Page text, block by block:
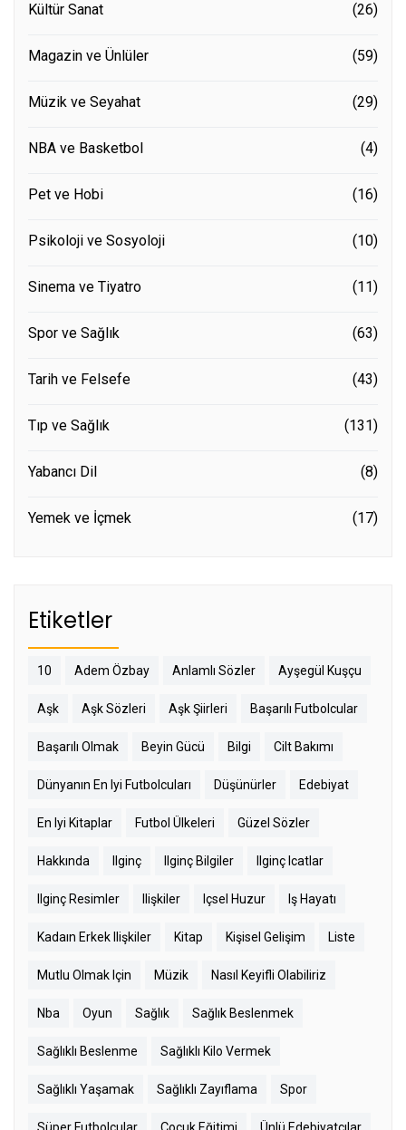
Kültür Sanat (26)
Magazin ve Ünlüler (59)
Müzik ve Seyahat (29)
NBA ve Basketbol (4)
Pet ve Hobi (16)
Psikoloji ve Sosyoloji (10)
Sinema ve Tiyatro (11)
Spor ve Sağlık (63)
Tarih ve Felsefe (43)
Tıp ve Sağlık (131)
Yabancı Dil (8)
Yemek ve İçmek (17)
Etiketler
10 Adem Özbay Anlamlı Sözler Ayşegül Kuşçu
Aşk Aşk Sözleri Aşk Şiirleri Başarılı Futbolcular
Başarılı Olmak Beyin Gücü Bilgi Cilt Bakımı
Dünyanın En Iyi Futbolcuları Düşünürler Edebiyat
En Iyi Kitaplar Futbol Ülkeleri Güzel Sözler
Hakkında Ilginç Ilginç Bilgiler Ilginç Icatlar
Ilginç Resimler Ilişkiler Içsel Huzur Iş Hayatı
Kadaın Erkek Ilişkiler Kitap Kişisel Gelişim Liste
Mutlu Olmak Için Müzik Nasıl Keyifli Olabiliriz
Nba Oyun Sağlık Sağlık Beslenmek
Sağlıklı Beslenme Sağlıklı Kilo Vermek
Sağlıklı Yaşamak Sağlıklı Zayıflama Spor